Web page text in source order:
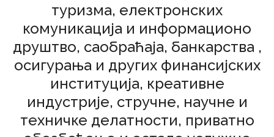
туризма, електронских
комуникација и информационо
друштво, саобраћаја, банкарства ,
осигурања и других финансијских
институција, креативне
индустрије, стручне, научне и
техничке делатности, приватно